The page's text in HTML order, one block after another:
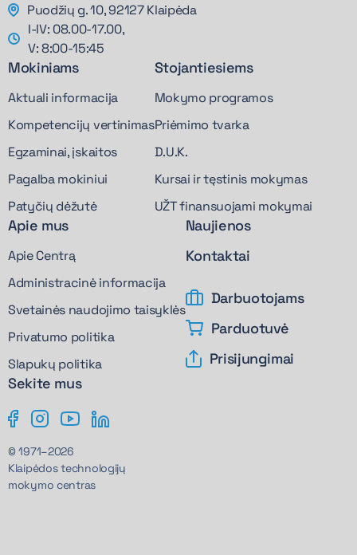
Puodžių g. 10, 92127 Klaipėda
I-IV: 08.00-17.00,
V: 8:00-15:45
Mokiniams
Aktuali informacija
Kompetencijų vertinimas
Egzaminai, įskaitos
Pagalba mokiniui
Patyčių dėžutė
Stojantiesiems
Mokymo programos
Priėmimo tvarka
D.U.K.
Kursai ir tęstinis mokymas
UŽT finansuojami mokymai
Apie mus
Apie Centrą
Administracinė informacija
Svetainės naudojimo taisyklės
Privatumo politika
Slapukų politika
Naujienos
Kontaktai
Darbuotojams
Parduotuvė
Prisijungimai
Sekite mus
© 1971–2026
Klaipėdos technologijų
mokymo centras